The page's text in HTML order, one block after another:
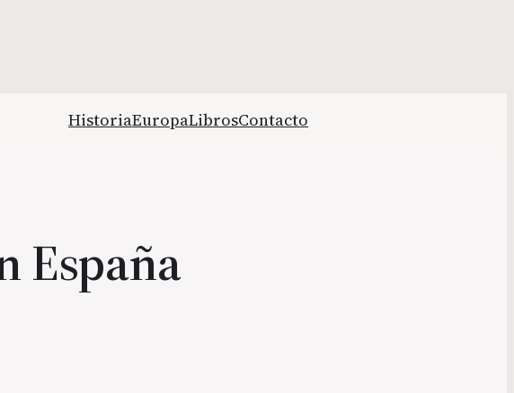
HistoriaEuropaLibrosContacto
España